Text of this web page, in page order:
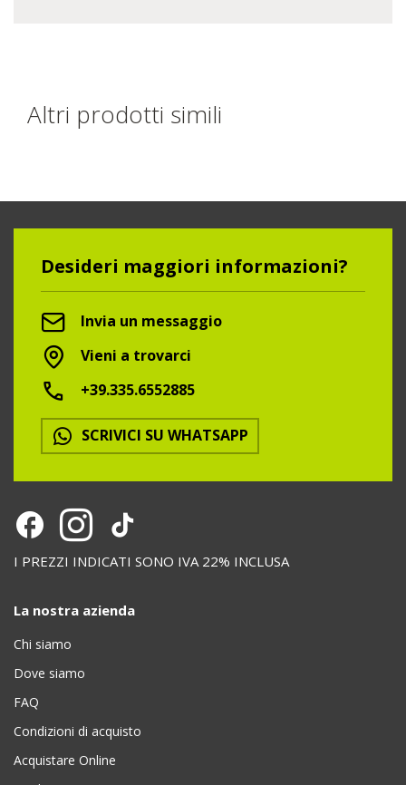
Altri prodotti simili
Desideri maggiori informazioni?
Invia un messaggio
Vieni a trovarci
+39.335.6552885
SCRIVICI SU WHATSAPP
I PREZZI INDICATI SONO IVA 22% INCLUSA
La nostra azienda
Chi siamo
Dove siamo
FAQ
Condizioni di acquisto
Acquistare Online